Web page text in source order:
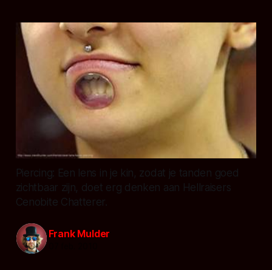
Piercing: Een lens in je kin, zodat je tanden goed
zichtbaar zijn, doet erg denken aan Hellraisers
Cenobite Chatterer.
Frank Mulder